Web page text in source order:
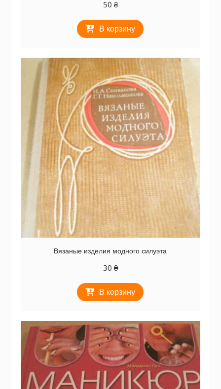
50 ₴
В корзину
Вязаные изделия модного силуэта
30 ₴
В корзину